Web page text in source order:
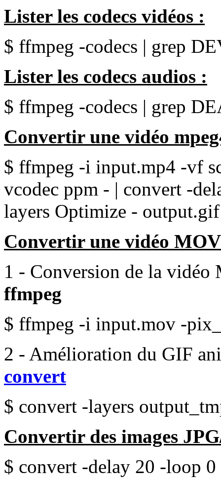
Lister les codecs vidéos :
$ ffmpeg -codecs | grep
Lister les codecs audios :
$ ffmpeg -codecs | grep
Convertir une vidéo
$ ffmpeg -i input.mp4 -vf
vcodec ppm - | convert -
layers Optimize - output.gif
Convertir une vidéo
1 - Conversion de la vidéo
ffmpeg
$ ffmpeg -i input.mov -
2 - Amélioration du GIF
convert
$ convert -layers
Convertir des images
$ convert -delay 20 -loop